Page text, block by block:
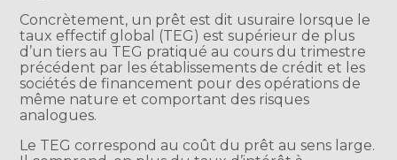
Concrètement, un prêt est dit usuraire lorsque le
taux effectif global (TEG) est supérieur de plus
d’un tiers au TEG pratiqué au cours du trimestre
précédent par les établissements de crédit et les
sociétés de financement pour des opérations de
même nature et comportant des risques
analogues.
Le TEG correspond au coût du prêt au sens large.